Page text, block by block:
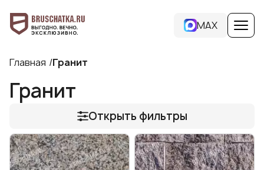
MAX
Главная Гранит
Гранит
Открыть фильтры